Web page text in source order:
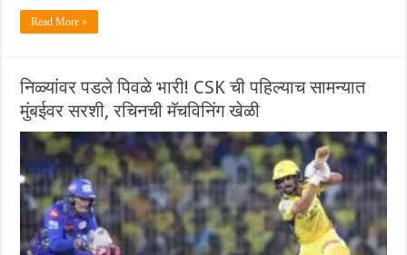
Read More »
निळ्यांवर पडले पिवळे भारी! CSK ची पहिल्याच सामन्यात
मुंबईवर सरशी, रचिनची मॅचविनिंग खेळी